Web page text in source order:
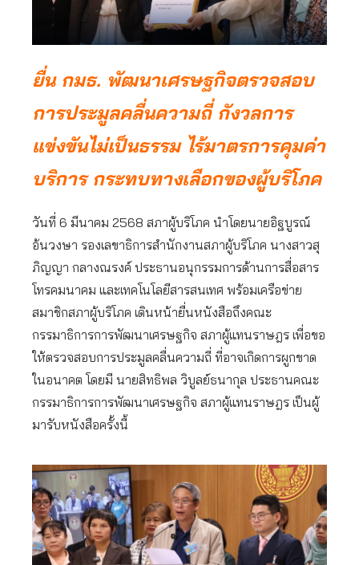
ยื่น กมธ. พัฒนาเศรษฐกิจตรวจสอบ
การประมูลคลื่นความถี่ กังวลการ
แข่งขันไม่เป็นธรรม ไร้มาตรการคุมค่า
บริการ กระทบทางเลือกของผู้บริโภค
วันที่ 6 มีนาคม 2568 สภาผู้บริโภค นำโดยนายอิฐบูรณ์
อ้นวงษา รองเลขาธิการสำนักงานสภาผู้บริโภค นางสาวสุ
ภิญญา กลางณรงค์ ประธานอนุกรรมการด้านการสื่อสาร
โทรคมนาคม และเทคโนโลยีสารสนเทศ พร้อมเครือข่าย
สมาชิกสภาผู้บริโภค เดินหน้ายื่นหนังสือถึงคณะ
กรรมาธิการการพัฒนาเศรษฐกิจ สภาผู้แทนราษฎร เพื่อขอ
ให้ตรวจสอบการประมูลคลื่นความถี่ ที่อาจเกิดการผูกขาด
ในอนาคต โดยมี นายสิทธิพล วิบูลย์ธนากุล ประธานคณะ
กรรมาธิการการพัฒนาเศรษฐกิจ สภาผู้แทนราษฎร เป็นผู้
มารับหนังสือครั้งนี้